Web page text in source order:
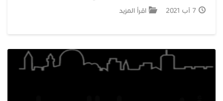
7 آب 2021 اقرأ المزيد